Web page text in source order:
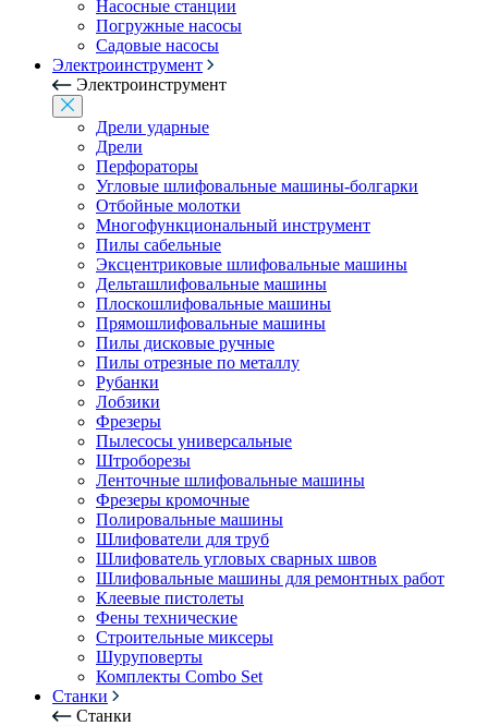
Насосные станции
Погружные насосы
Садовые насосы
Электроинструмент
Электроинструмент
Дрели ударные
Дрели
Перфораторы
Угловые шлифовальные машины-болгарки
Отбойные молотки
Многофункциональный инструмент
Пилы сабельные
Эксцентриковые шлифовальные машины
Дельташлифовальные машины
Плоскошлифовальные машины
Прямошлифовальные машины
Пилы дисковые ручные
Пилы отрезные по металлу
Рубанки
Лобзики
Фрезеры
Пылесосы универсальные
Штроборезы
Ленточные шлифовальные машины
Фрезеры кромочные
Полировальные машины
Шлифователи для труб
Шлифователь угловых сварных швов
Шлифовальные машины для ремонтных работ
Клеевые пистолеты
Фены технические
Строительные миксеры
Шуруповерты
Комплекты Combo Set
Станки
Станки